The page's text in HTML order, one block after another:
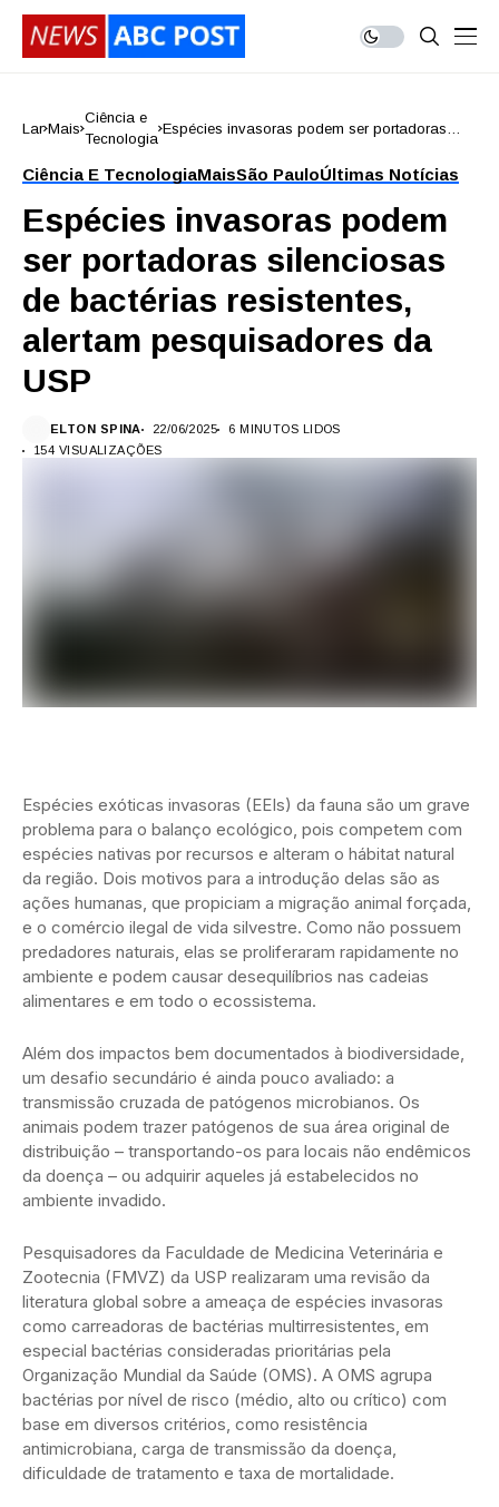
Lar Mais
Ciência e
Tecnologia
Espécies invasoras podem ser portadoras
pesquisadores da USP
Ciência E TecnologiaMaisSão PauloÚltimas Notícias
Espécies invasoras podem
ser portadoras silenciosas
de bactérias resistentes,
alertam pesquisadores da
USP
ELTON SPINA 22/06/2025
6 MINUTOS LIDOS
154 VISUALIZAÇÕES
Espécies exóticas invasoras (EEIs) da fauna são um grave
problema para o balanço ecológico, pois competem com
espécies nativas por recursos e alteram o hábitat natural
da região. Dois motivos para a introdução delas são as
ações humanas, que propiciam a migração animal forçada,
e o comércio ilegal de vida silvestre. Como não possuem
predadores naturais, elas se proliferaram rapidamente no
ambiente e podem causar desequilíbrios nas cadeias
alimentares e em todo o ecossistema.
Além dos impactos bem documentados à biodiversidade,
um desafio secundário é ainda pouco avaliado: a
transmissão cruzada de patógenos microbianos. Os
animais podem trazer patógenos de sua área original de
distribuição – transportando-os para locais não endêmicos
da doença – ou adquirir aqueles já estabelecidos no
ambiente invadido.
Pesquisadores da Faculdade de Medicina Veterinária e
Zootecnia (FMVZ) da USP realizaram uma revisão da
literatura global sobre a ameaça de espécies invasoras
como carreadoras de bactérias multirresistentes, em
especial bactérias consideradas prioritárias pela
Organização Mundial da Saúde (OMS). A OMS agrupa
bactérias por nível de risco (médio, alto ou crítico) com
base em diversos critérios, como resistência
antimicrobiana, carga de transmissão da doença,
dificuldade de tratamento e taxa de mortalidade.